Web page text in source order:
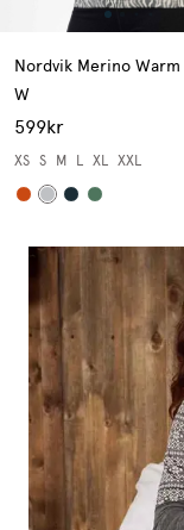
Nordvik Merino
W
599kr
XS S M L XL XXL